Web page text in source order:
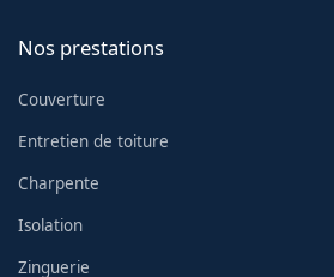
Nos prestations
Couverture
Entretien de toiture
Charpente
Isolation
Zinguerie